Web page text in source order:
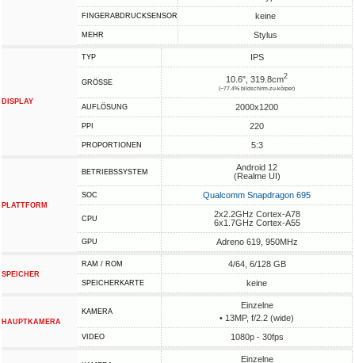
FINGERABDRUCKSENSOR keine
MEHR Stylus
DISPLAY
TYP IPS
GRÖSSE 10.6", 319.8cm2
(~77.4% bildschirm-zu-körper)
AUFLÖSUNG 2000x1200
PPI 220
PROPORTIONEN 5:3
PLATTFORM
BETRIEBSSYSTEM
Android 12
(Realme UI)
SOC Qualcomm Snapdragon 695
CPU
2x2.2GHz Cortex-A78
6x1.7GHz Cortex-A55
GPU Adreno 619, 950MHz
SPEICHER
RAM / ROM 4/64, 6/128 GB
SPEICHERKARTE keine
HAUPTKAMERA
KAMERA
Einzelne
• 13MP, f/2.2 (wide)
VIDEO 1080p - 30fps
Einzelne